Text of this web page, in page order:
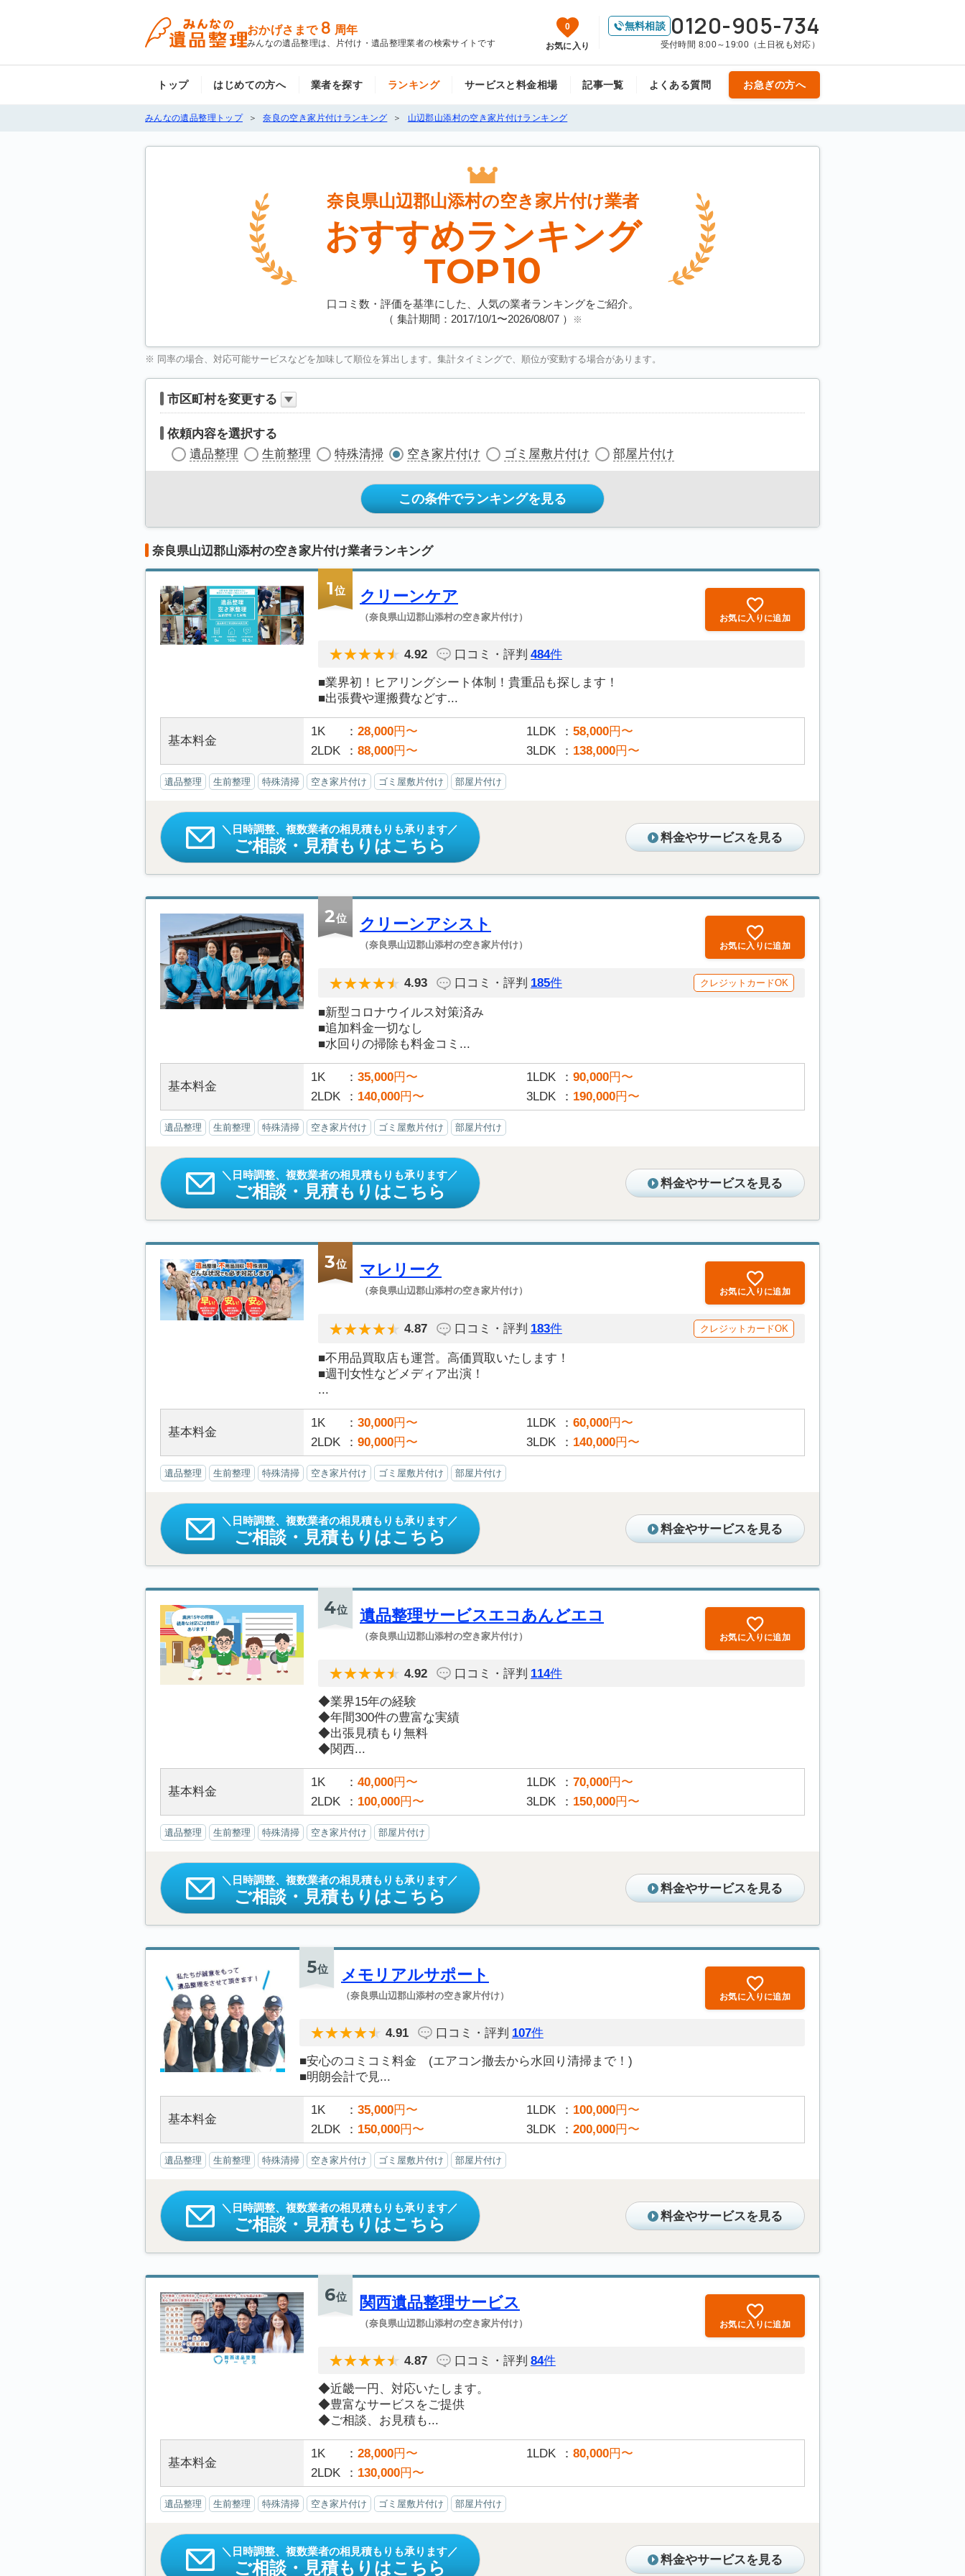
おかげさまで 8 周年
みんなの遺品整理は、片付け・遺品整理業者の検索サイトです
0
お気に入り
無料相談 0120-905-734
受付時間 8:00～19:00（土日祝も対応）
トップ はじめての方へ 業者を探す ランキング サービスと料金相場 記事一覧 よくある質問 お急ぎの方へ
みんなの遺品整理トップ 奈良の空き家片付けランキング 山辺郡山添村の空き家片付けランキング
奈良県山辺郡山添村の空き家片付け業者
おすすめランキング
TOP10
口コミ数・評価を基準にした、人気の業者ランキングをご紹介。
（ 集計期間：2017/10/1〜2026/08/07） ※
※ 同率の場合、対応可能サービスなどを加味して順位を算出します。集計タイミングで、順位が変動する場合があります。
市区町村を変更する
依頼内容を選択する
遺品整理
生前整理 特殊清掃 空き家片付け ゴミ屋敷片付け 部屋片付け
この条件でランキングを見る
奈良県山辺郡山添村の空き家片付け業者ランキング
1位 クリーンケア
（奈良県山辺郡山添村の空き家片付け） お気に入りに追加
4.92 口コミ・評判 484件
■業界初！ヒアリングシート体制！貴重品も探します！
■出張費や運搬費などす...
基本料金
1K 28,000円〜 1LDK 58,000円〜
2LDK
88,000円〜 3LDK 138,000円〜
遺品整理 生前整理 特殊清掃 空き家片付け ゴミ屋敷片付け 部屋片付け
日時調整、複数業者の相見積もりも承ります
ご相談・見積もりはこちら 料金やサービスを見る
2位 クリーンアシスト
（奈良県山辺郡山添村の空き家片付け） お気に入りに追加
4.93 口コミ・評判 185件 クレジットカードOK
■新型コロナウイルス対策済み
■追加料金一切なし
■水回りの掃除も料金コミ...
基本料金
1K 35,000円〜 1LDK 90,000円〜
2LDK
140,000円〜 3LDK 190,000円〜
遺品整理 生前整理 特殊清掃 空き家片付け ゴミ屋敷片付け 部屋片付け
日時調整、複数業者の相見積もりも承ります
ご相談・見積もりはこちら 料金やサービスを見る
3位 マレリーク
（奈良県山辺郡山添村の空き家片付け） お気に入りに追加
4.87 口コミ・評判 183件 クレジットカードOK
■不用品買取店も運営。高価買取いたします！
■週刊女性などメディア出演！
...
基本料金
1K 30,000円〜 1LDK 60,000円〜
2LDK
90,000円〜 3LDK 140,000円〜
遺品整理 生前整理 特殊清掃 空き家片付け ゴミ屋敷片付け 部屋片付け
日時調整、複数業者の相見積もりも承ります
ご相談・見積もりはこちら 料金やサービスを見る
4位 遺品整理サービスエコあんどエコ
（奈良県山辺郡山添村の空き家片付け） お気に入りに追加
4.92 口コミ・評判 114件
◆業界15年の経験
◆年間300件の豊富な実績
◆出張見積もり無料
◆関西...
基本料金
1K 40,000円〜 1LDK 70,000円〜
2LDK
100,000円〜 3LDK 150,000円〜
遺品整理 生前整理 特殊清掃 空き家片付け 部屋片付け
日時調整、複数業者の相見積もりも承ります
ご相談・見積もりはこちら 料金やサービスを見る
5位 メモリアルサポート
（奈良県山辺郡山添村の空き家片付け） お気に入りに追加
4.91 口コミ・評判 107件
■安心のコミコミ料金 (エアコン撤去から水回り清掃まで！)
■明朗会計で見...
基本料金
1K 35,000円〜 1LDK 100,000円〜
2LDK
150,000円〜 3LDK 200,000円〜
遺品整理 生前整理 特殊清掃 空き家片付け ゴミ屋敷片付け 部屋片付け
日時調整、複数業者の相見積もりも承ります
ご相談・見積もりはこちら 料金やサービスを見る
6位 関西遺品整理サービス
（奈良県山辺郡山添村の空き家片付け） お気に入りに追加
4.87 口コミ・評判 84件
◆近畿一円、対応いたします。
◆豊富なサービスをご提供
◆ご相談、お見積も...
基本料金
1K 28,000円〜 1LDK 80,000円〜
2LDK
130,000円〜
遺品整理 生前整理 特殊清掃 空き家片付け ゴミ屋敷片付け 部屋片付け
日時調整、複数業者の相見積もりも承ります
ご相談・見積もりはこちら 料金やサービスを見る